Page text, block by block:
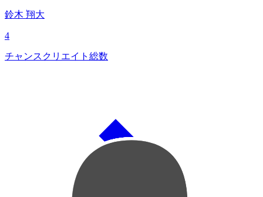
鈴木 翔大
4
チャンスクリエイト総数